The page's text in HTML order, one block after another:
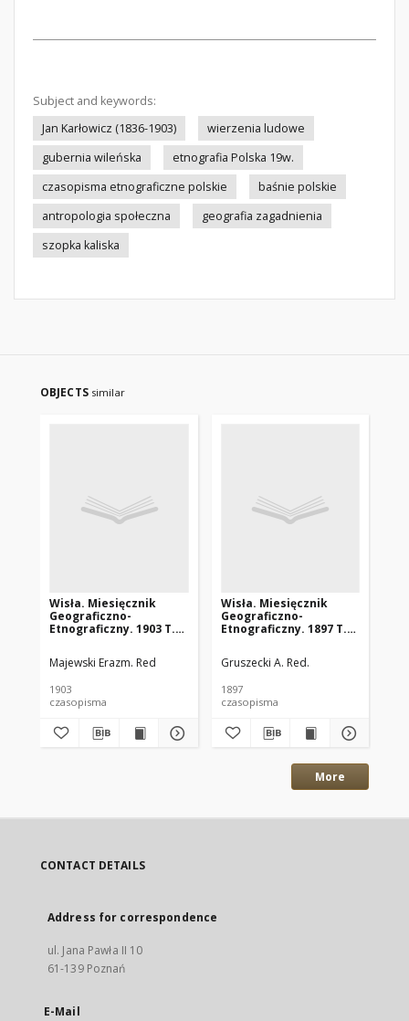
Subject and keywords:
Jan Karłowicz (1836-1903)
wierzenia ludowe
gubernia wileńska
etnografia Polska 19w.
czasopisma etnograficzne polskie
baśnie polskie
antropologia społeczna
geografia zagadnienia
szopka kaliska
OBJECTS similar
Wisła. Miesięcznik
Geograficzno-
Etnograficzny. 1903 T.17
Majewski Erazm. Red
1903
czasopisma
Wisła. Miesięcznik
Geograficzno-
Etnograficzny. 1897 T.11
Gruszecki A. Red.
1897
czasopisma
More
CONTACT DETAILS
Address for correspondence
ul. Jana Pawła II 10
61-139 Poznań
E-Mail